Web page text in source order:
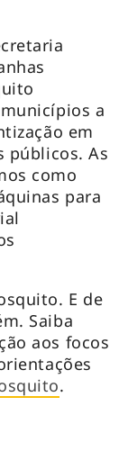
a
em
públicos. As
como
para
E de
Saiba
aos focos
.